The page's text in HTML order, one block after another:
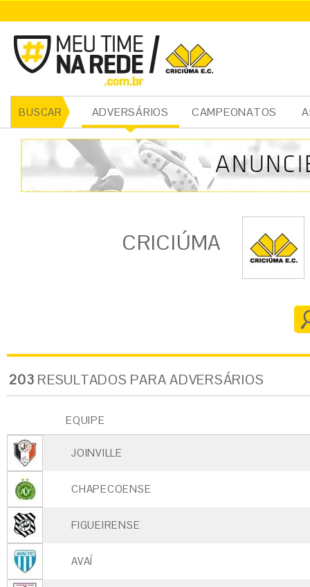
BUSCAR ADVERSÁRIOS CAMPEONATOS
CRICIÚMA
203 RESULTADOS PARA ADVERSÁRIOS
EQUIPE
JOINVILLE
CHAPECOENSE
FIGUEIRENSE
AVAÍ